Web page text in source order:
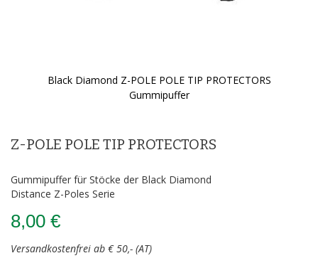
Black Diamond Z-POLE POLE TIP PROTECTORS
Gummipuffer
der
Z-POLE POLE TIP PROTECTORS
Gummipuffer für Stöcke der Black Diamond
Distance Z-Poles Serie
8,00 €
Versandkostenfrei ab € 50,- (AT)